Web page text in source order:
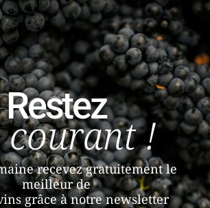
Restez
courant !
recevez gratuitement le
meilleur de
grâce à notre newsletter